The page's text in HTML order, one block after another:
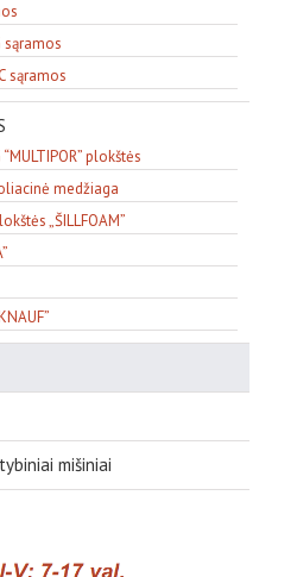
sąramos
sąramos
plokštės
medžiaga
„ŠILLFOAM”
mišiniai